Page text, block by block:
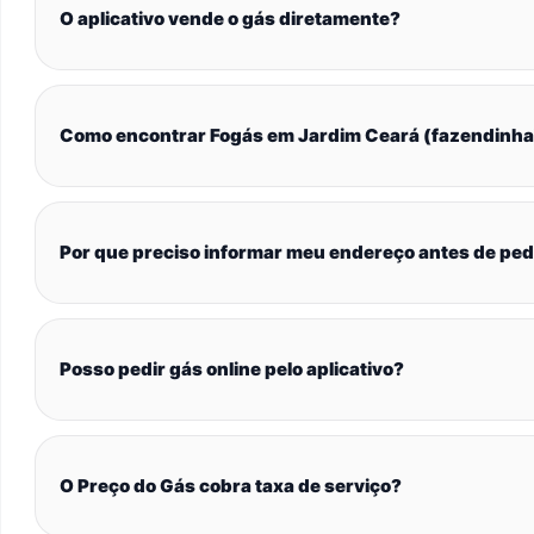
O aplicativo vende o gás diretamente?
Como encontrar Fogás em Jardim Ceará
Por que preciso informar meu endereço antes de
Posso pedir gás online pelo aplicativo?
O Preço do Gás cobra taxa de serviço?